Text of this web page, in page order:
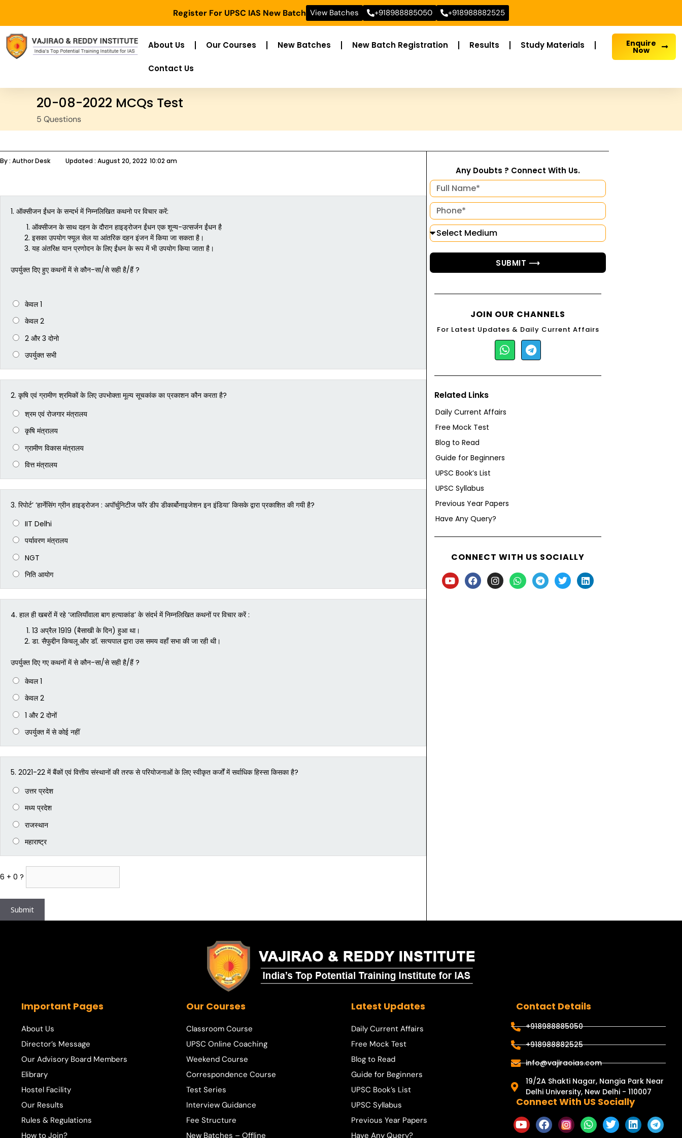
Register For UPSC IAS New Batch View Batches +918988885050 +918988882525
About Us Our Courses New Batches New Batch Registration Results Study Materials
Contact Us
Enquire
Now
20-08-2022 MCQs Test
5 Questions
By : Author Desk Updated : August 20, 2022 10:02 am
1. ऑक्सीजन ईंधन के सन्दर्भ में निम्नलिखित कथनो पर विचार करें:
ऑक्सीजन के साथ दहन के दौरान हाइड्रोजन ईंधन एक शून्य-उत्सर्जन ईंधन है
इसका उपयोग फ्यूल सेल या आंतरिक दहन इंजन में किया जा सकता है।
यह अंतरिक्ष यान प्रणोदन के लिए ईंधन के रूप में भी उपयोग किया जाता है।
उपर्युक्त दिए हुए कथनों में से कौन-सा/से सही है/हैं ?
केवल 1
केवल 2
2 और 3 दोनो
उपर्युक्त सभी
2. कृषि एवं ग्रामीण श्रमिकों के लिए उपभोक्ता मूल्य सूचकांक का प्रकाशन कौन करता है?
श्रम एवं रोजगार मंत्रालय
कृषि मंत्रालय
ग्रामीण विकास मंत्रालय
वित्त मंत्रालय
3. रिपोर्ट’ ‘हार्नेसिंग ग्रीन हाइड्रोजन : अपॉर्चुनिटीज फॉर डीप डीकार्बोनाइजेशन इन इंडिया’ किसके द्वारा प्रकाशित की गयी है?
IIT Delhi
पर्यावरण मंत्रालय
NGT
निति आयोग
4. हाल ही खबरों में रहे ‘जालियाँवाला बाग हत्याकांड’ के संदर्भ में निम्नलिखित कथनों पर विचार करें :
13 अप्रैल 1919 (बैसाखी के दिन) हुआ था।
डा. सैफुद्दीन किचलू और डॉ. सत्यपाल द्वारा उस समय वहाँ सभा की जा रही थी।
उपर्युक्त दिए गए कथनों में से कौन-सा/से सही है/हैं ?
केवल 1
केवल 2
1 और 2 दोनों
उपर्युक्त में से कोई नहीं
5. 2021-22 में बैंकों एवं वित्तीय संस्थानों की तरफ से परियोजनाओं के लिए स्वीकृत कर्जों में सर्वाधिक हिस्सा किसका है?
उत्तर प्रदेश
मध्य प्रदेश
राजस्थान
महाराष्ट्र
6 + 0 ?
Any Doubts ? Connect With Us.
SUBMIT ⟶
JOIN OUR CHANNELS
For Latest Updates & Daily Current Affairs
Related Links
Daily Current Affairs
Free Mock Test
Blog to Read
Guide for Beginners
UPSC Book’s List
UPSC Syllabus
Previous Year Papers
Have Any Query?
CONNECT WITH US SOCIALLY
Important Pages
About Us
Director’s Message
Our Advisory Board Members
Elibrary
Hostel Facility
Our Results
Rules & Regulations
How to Join?
Our Courses
Classroom Course
UPSC Online Coaching
Weekend Course
Correspondence Course
Test Series
Interview Guidance
Fee Structure
New Batches – Offline
Latest Updates
Daily Current Affairs
Free Mock Test
Blog to Read
Guide for Beginners
UPSC Book’s List
UPSC Syllabus
Previous Year Papers
Have Any Query?
Contact Details
+918988885050
+918988882525
info@vajiraoias.com
19/2A Shakti Nagar, Nangia Park Near
Delhi University, New Delhi - 110007
Connect With US Socially